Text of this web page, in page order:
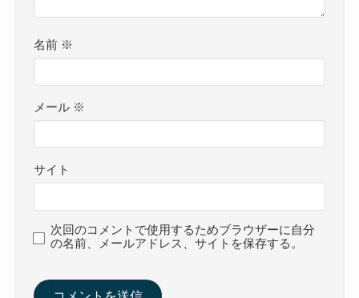
名前 ※
メール ※
サイト
次回のコメントで使用するためブラウザーに自分
の名前、メールアドレス、サイトを保存する。